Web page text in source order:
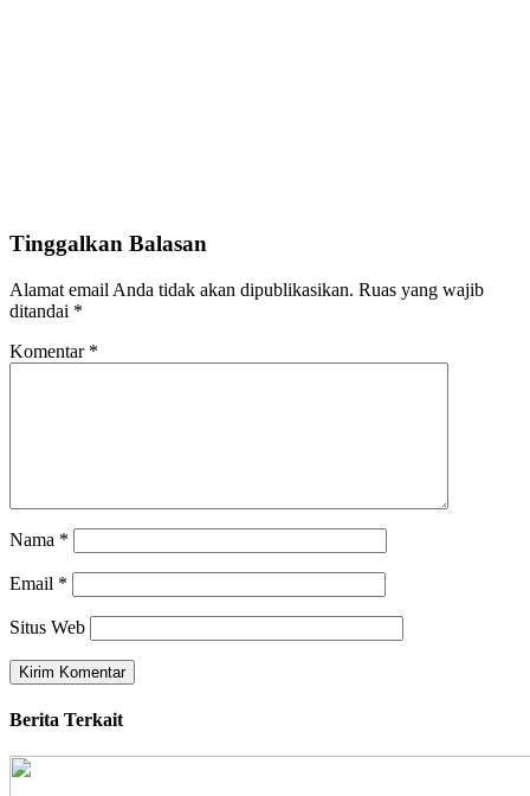
Tinggalkan Balasan
Alamat email Anda tidak akan dipublikasikan. Ruas yang wajib
ditandai *
Komentar *
Nama *
Email *
Situs Web
Berita Terkait